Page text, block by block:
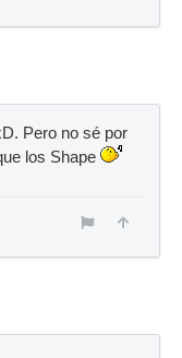
Pero no sé por
los Shape